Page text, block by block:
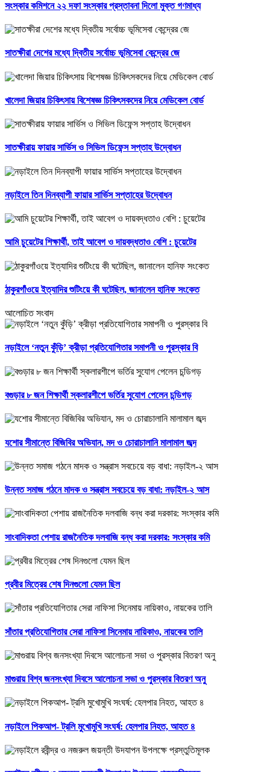
সংস্কার কমিশনে ২২ দফা সংস্কার প্রস্তাবনা দিলো মুক্ত গণমাধ্য
সাতক্ষীরা দেশের মধ্যে দ্বিতীয় সর্বোচ্চ ভূমিসেবা কেন্দ্রের জে
খালেদা জিয়ার চিকিৎসায় বিশেষজ্ঞ চিকিৎসকদের নিয়ে মেডিকেল বোর্ড
সাতক্ষীরায় ফায়ার সার্ভিস ও সিভিল ডিফেন্স সপ্তাহ উদ্বোধন
নড়াইলে তিন দিনব্যাপী ফায়ার সার্ভিস সপ্তাহের উদ্বোধন
আমি চুয়েটের শিক্ষার্থী, তাই আবেগ ও দায়বদ্ধতাও বেশি : চুয়েটের
ঠাকুরগাঁওয়ে ইত্যাদির শুটিংয়ে কী ঘটেছিল, জানালেন হানিফ সংকেত
আলোচিত সংবাদ
নড়াইলে ‘নতুন কুঁড়ি’ ক্রীড়া প্রতিযোগিতার সমাপনী ও পুরস্কার বি
বগুড়ার ৮ জন শিক্ষার্থী স্কলারশীপে ভর্তির সুযোগ পেলেন চন্ডিগড়
যশোর সীমান্তে বিজিবির অভিযান, মদ ও চোরাচালানি মালামাল জব্দ
উন্নত সমাজ গঠনে মাদক ও সন্ত্রাস সবচেয়ে বড় বাধা: নড়াইল-২ আস
সাংবাদিকতা পেশায় রাজনৈতিক দলবাজি বন্ধ করা দরকার: সংস্কার কমি
প্রবীর মিত্রের শেষ দিনগুলো যেমন ছিল
সাঁতার প্রতিযোগিতার সেরা নাফিসা সিনেমায় নায়িকাও, নায়কের তালি
মাগুরায় বিশ্ব জনসংখ্যা দিবসে আলোচনা সভা ও পুরস্কার বিতরণ অনু
নড়াইলে পিকআপ- ট্রলি মুখোমুখি সংঘর্ষ: হেলপার নিহত, আহত ৪